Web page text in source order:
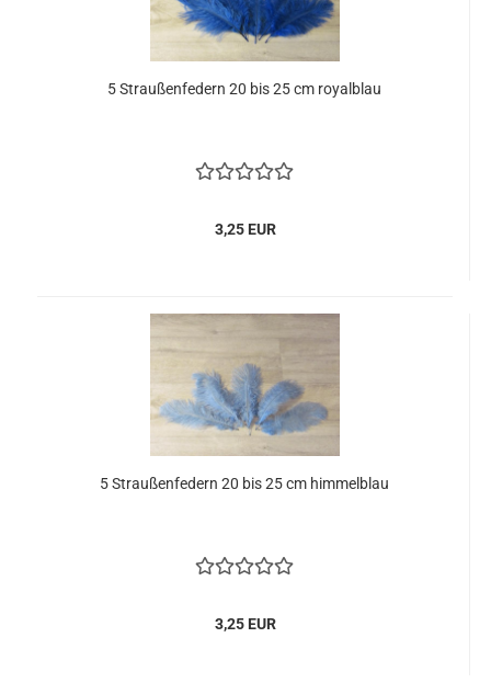
5 Straußenfedern 20 bis 25 cm royalblau
3,25 EUR
5 Straußenfedern 20 bis 25 cm himmelblau
3,25 EUR